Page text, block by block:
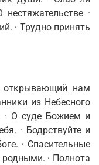
нестяжательстве ·
· Трудно принять
открывающий нам
из Небесного
О суде Божием и
· Бодрствуйте и
· Спасительные
родными. · Полнота